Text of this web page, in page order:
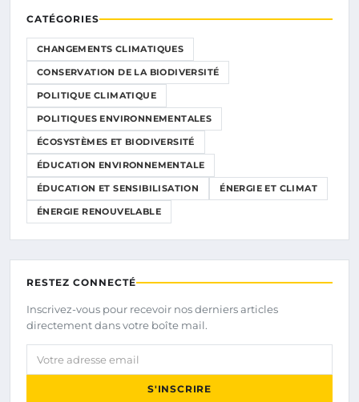
CATÉGORIES
CHANGEMENTS CLIMATIQUES
CONSERVATION DE LA BIODIVERSITÉ
POLITIQUE CLIMATIQUE
POLITIQUES ENVIRONNEMENTALES
ÉCOSYSTÈMES ET BIODIVERSITÉ
ÉDUCATION ENVIRONNEMENTALE
ÉDUCATION ET SENSIBILISATION ÉNERGIE ET CLIMAT
ÉNERGIE RENOUVELABLE
RESTEZ CONNECTÉ
Inscrivez-vous pour recevoir nos derniers articles
directement dans votre boîte mail.
Votre adresse email
S'INSCRIRE